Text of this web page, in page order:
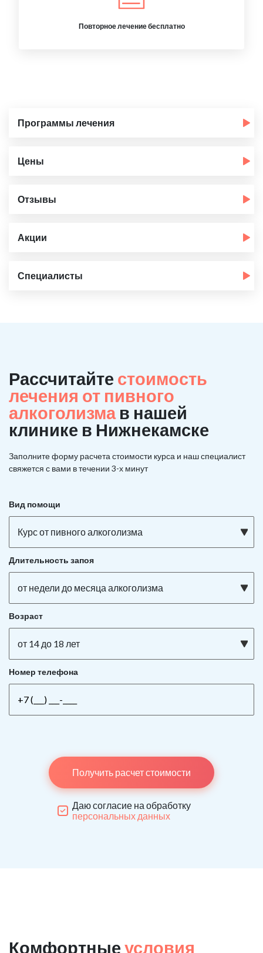
Повторное лечение бесплатно
Программы лечения
Цены
Отзывы
Акции
Специалисты
Рассчитайте стоимость
лечения от пивного
алкоголизма в нашей
клинике в Нижнекамске
Заполните форму расчета стоимости курса и наш специалист
свяжется с вами в течении 3-х минут
Вид помощи
Курс от пивного алкоголизма
Длительность запоя
от недели до месяца алкоголизма
Возраст
от 14 до 18 лет
Номер телефона
Получить расчет стоимости
Даю согласие на обработку
персональных данных
Комфортные условия